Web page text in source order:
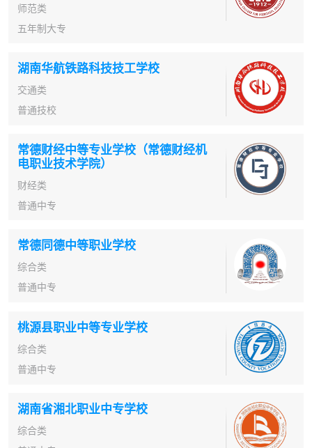
师范类
五年制大专
湖南华航铁路科技技工学校
交通类
普通技校
常德财经中等专业学校（常德财经机
电职业技术学院）
财经类
普通中专
常德同德中等职业学校
综合类
普通中专
桃源县职业中等专业学校
综合类
普通中专
湖南省湘北职业中专学校
综合类